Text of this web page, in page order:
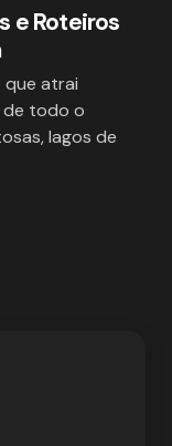
e Roteiros
que atrai
de todo o
lagos de